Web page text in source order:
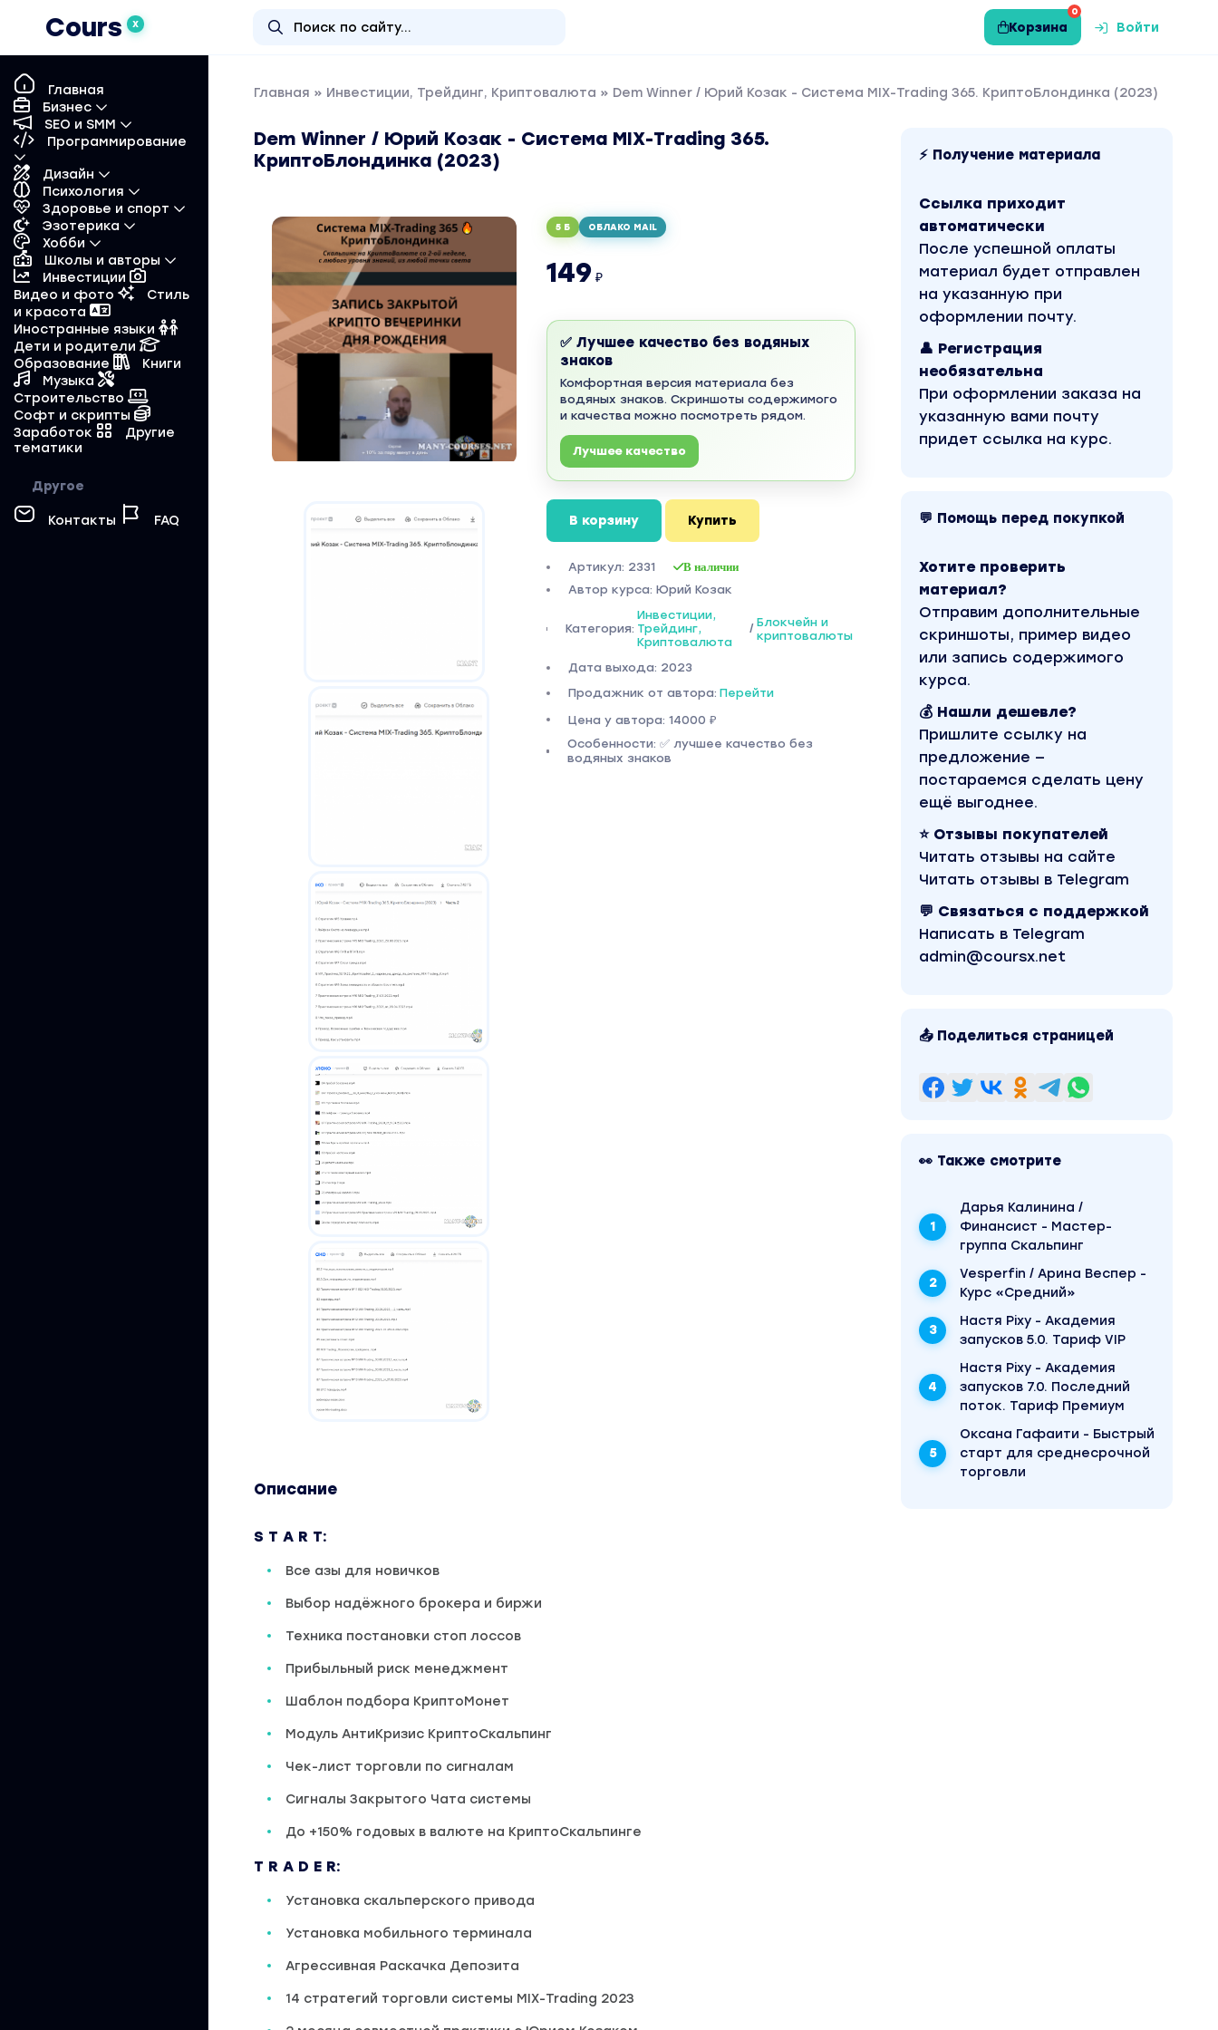
Cours X
0
Корзина Войти
Главная
Бизнес
SEO и SMM
Программирование
Дизайн
Психология
Здоровье и спорт
Эзотерика
Хобби
Школы и авторы
Инвестиции
Видео и фото
Стиль
и красота
Иностранные языки
Дети и родители
Образование
Книги
Музыка
Строительство
Софт и скрипты
Заработок
Другие
тематики
Другое
Контакты FAQ
Главная » Инвестиции, Трейдинг, Криптовалюта » Dem Winner / Юрий Козак - Система MIX-Trading 365. КриптоБлондинка (2023)
Dem Winner / Юрий Козак - Система MIX-Trading 365.
КриптоБлондинка (2023)
5 Б ОБЛАКО MAIL
149 ₽
✅ Лучшее качество без водяных
знаков
Комфортная версия материала без
водяных знаков. Скриншоты содержимого
и качества можно посмотреть рядом.
Лучшее качество
В корзину Купить
Артикул: 2331 В наличии
Автор курса: Юрий Козак
Категория:
Инвестиции,
Трейдинг,
Криптовалюта
/ Блокчейн и
криптовалюты
Дата выхода: 2023
Продажник от автора: Перейти
Цена у автора: 14000 ₽
Особенности: ✅ лучшее качество без
водяных знаков
Описание
S T A R T:
Все азы для новичков
Выбор надёжного брокера и биржи
Техника постановки стоп лоссов
Прибыльный риск менеджмент
Шаблон подбора КриптоМонет
Модуль АнтиКризис КриптоСкальпинг
Чек-лист торговли по сигналам
Сигналы Закрытого Чата системы
До +150% годовых в валюте на КриптоСкальпинге
T R A D E R:
Установка скальперского привода
Установка мобильного терминала
Агрессивная Раскачка Депозита
14 стратегий торговли системы MIX-Trading 2023
⚡ Получение материала
Ссылка приходит
автоматически
После успешной оплаты
материал будет отправлен
на указанную при
оформлении почту.
👤 Регистрация
необязательна
При оформлении заказа на
указанную вами почту
придет ссылка на курс.
💬 Помощь перед покупкой
Хотите проверить
материал?
Отправим дополнительные
скриншоты, пример видео
или запись содержимого
курса.
💰 Нашли дешевле?
Пришлите ссылку на
предложение —
постараемся сделать цену
ещё выгоднее.
⭐ Отзывы покупателей
Читать отзывы на сайте
Читать отзывы в Telegram
💬 Связаться с поддержкой
Написать в Telegram
admin@coursx.net
📤 Поделиться страницей
👀 Также смотрите
Дарья Калинина /
Финансист - Мастер-
группа Скальпинг
Vesperfin / Арина Веспер -
Курс «Средний»
Настя Pixy - Академия
запусков 5.0. Тариф VIP
Настя Pixy - Академия
запусков 7.0. Последний
поток. Тариф Премиум
Оксана Гафаити - Быстрый
старт для среднесрочной
торговли